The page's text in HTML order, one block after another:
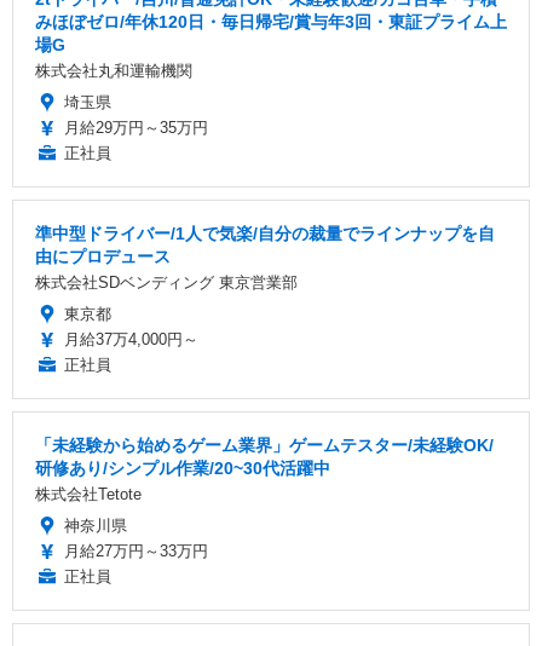
みほぼゼロ/年休120日・毎日帰宅/賞与年3回・東証プライム上
場G
株式会社丸和運輸機関
埼玉県
月給29万円～35万円
正社員
準中型ドライバー/1人で気楽/自分の裁量でラインナップを自
由にプロデュース
株式会社SDベンディング 東京営業部
東京都
月給37万4,000円～
正社員
「未経験から始めるゲーム業界」ゲームテスター/未経験OK/
研修あり/シンプル作業/20~30代活躍中
株式会社Tetote
神奈川県
月給27万円～33万円
正社員